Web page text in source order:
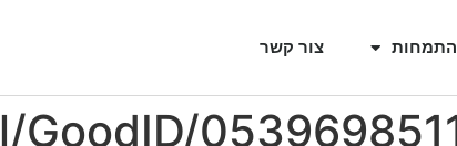
התמחות צור קשר
GoodID/